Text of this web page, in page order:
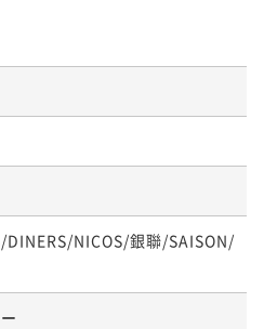
時イン～11時アウトの22
NICOS/銀聯/SAISON/